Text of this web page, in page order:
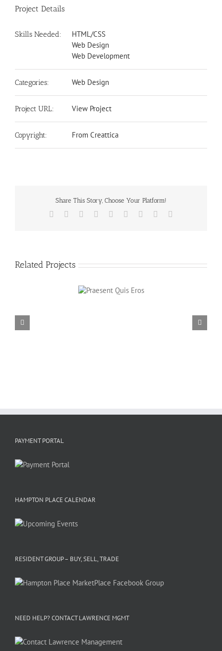
Project Details
Skills Needed:
HTML/CSS
Web Design
Web Development
Categories: Web Design
Project URL: View Project
Copyright: From Creattica
Share This Story, Choose Your Platform!
Facebook Reddit LinkedInWhatsApp
TumblrPinterest
Related Projects
PAYMENT PORTAL
HAMPTON PLACE CALENDAR
RESIDENT GROUP – BUY, SELL, TRADE
NEED HELP? CONTACT LAWRENCE MGMT